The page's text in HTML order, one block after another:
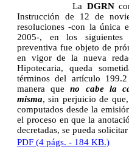
La DGRN
Instrucción de 12 de
resoluciones -con la única
2005-, en los siguientes
preventiva fue objeto de
en vigor de la nueva
Hipotecaria, queda
términos del artículo
manera queno cabe la
misma, sin perjuicio de
computados desde la
el proceso en que la
decretadas, se pueda
PDF (4 págs. - 184 KB.)